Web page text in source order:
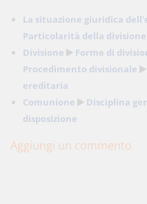
La situazione giuridica
Particolarità della
Divisione
Forme di
Procedimento divisionale
ereditaria
Comunione
Disciplina
disposizione
Aggiungi un commento